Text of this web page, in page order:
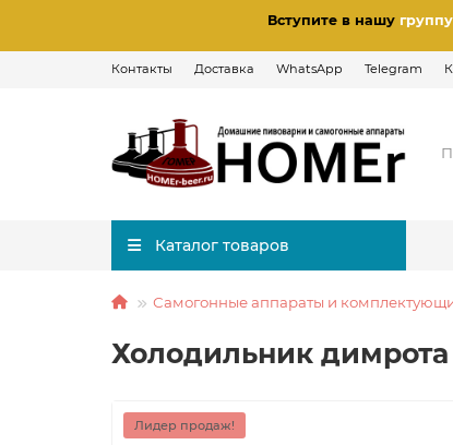
Вступите в нашу
Контакты Доставка WhatsApp Telegram
Каталог товаров
Самогонные аппараты и
Холодильник
Лидер продаж!